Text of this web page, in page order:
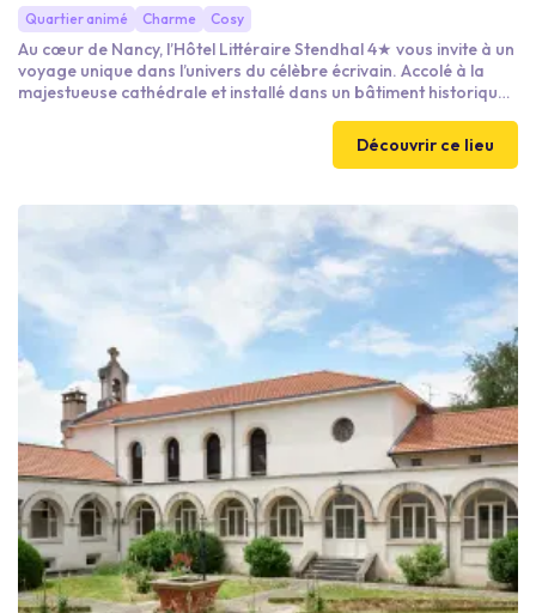
Quartier animé Charme Cosy
Au cœur de Nancy, l’Hôtel Littéraire Stendhal 4★ vous invite à un
voyage unique dans l’univers du célèbre écrivain. Accolé à la
majestueuse cathédrale et installé dans un bâtiment historique
minutes de la Place Stanislas, il allie patrimoine historique,
élégance littéraire et décoration inspirée de l'Italie chère à
Découvrir ce lieu